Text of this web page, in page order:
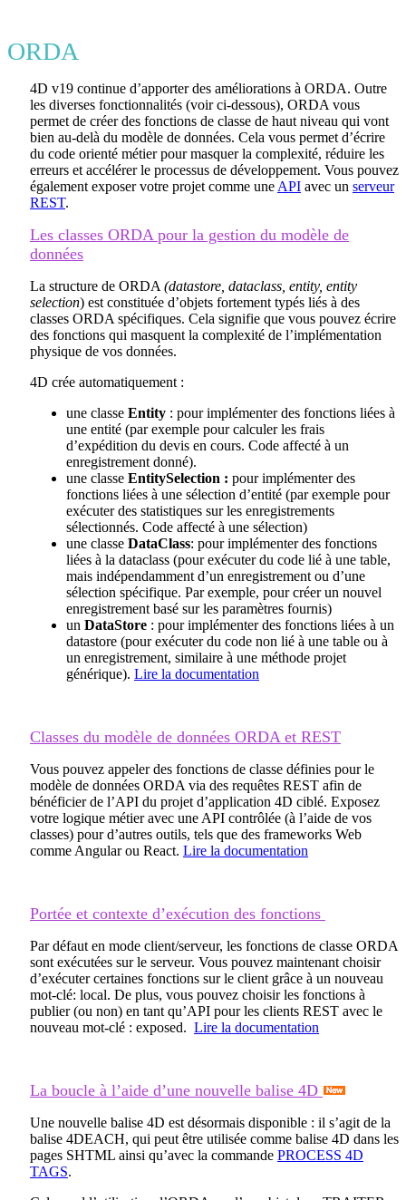
ORDA
4D v19 continue d’apporter des améliorations à ORDA. Outre
les diverses fonctionnalités (voir ci-dessous), ORDA vous
permet de créer des fonctions de classe de haut niveau qui vont
bien au-delà du modèle de données. Cela vous permet d’écrire
du code orienté métier pour masquer la complexité, réduire les
erreurs et accélérer le processus de développement. Vous pouvez
également exposer votre projet comme une API avec un serveur
REST.
Les classes ORDA pour la gestion du modèle de
données
La structure de ORDA (datastore, dataclass, entity, entity
selection) est constituée d’objets fortement typés liés à des
classes ORDA spécifiques. Cela signifie que vous pouvez écrire
des fonctions qui masquent la complexité de l’implémentation
physique de vos données.
4D crée automatiquement :
une classe Entity : pour implémenter des fonctions liées à
une entité (par exemple pour calculer les frais
d’expédition du devis en cours. Code affecté à un
enregistrement donné).
une classe EntitySelection : pour implémenter des
fonctions liées à une sélection d’entité (par exemple pour
exécuter des statistiques sur les enregistrements
sélectionnés. Code affecté à une sélection)
une classe DataClass: pour implémenter des fonctions
liées à la dataclass (pour exécuter du code lié à une table,
mais indépendamment d’un enregistrement ou d’une
sélection spécifique. Par exemple, pour créer un nouvel
enregistrement basé sur les paramètres fournis)
un DataStore : pour implémenter des fonctions liées à un
datastore (pour exécuter du code non lié à une table ou à
un enregistrement, similaire à une méthode projet
générique). Lire la documentation
Classes du modèle de données ORDA et REST
Vous pouvez appeler des fonctions de classe définies pour le
modèle de données ORDA via des requêtes REST afin de
bénéficier de l’API du projet d’application 4D ciblé. Exposez
votre logique métier avec une API contrôlée (à l’aide de vos
classes) pour d’autres outils, tels que des frameworks Web
comme Angular ou React. Lire la documentation
Portée et contexte d’exécution des fonctions
Par défaut en mode client/serveur, les fonctions de classe ORDA
sont exécutées sur le serveur. Vous pouvez maintenant choisir
d’exécuter certaines fonctions sur le client grâce à un nouveau
mot-clé: local. De plus, vous pouvez choisir les fonctions à
publier (ou non) en tant qu’API pour les clients REST avec le
nouveau mot-clé : exposed. Lire la documentation
La boucle à l’aide d’une nouvelle balise 4D
Une nouvelle balise 4D est désormais disponible : il s’agit de la
balise 4DEACH, qui peut être utilisée comme balise 4D dans les
pages SHTML ainsi qu’avec la commande PROCESS 4D
TAGS.